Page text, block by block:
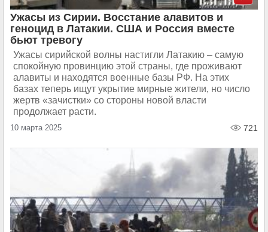
Ужасы из Сирии. Восстание алавитов и
геноцид в Латакии. США и Россия вместе
бьют тревогу
Ужасы сирийской волны настигли Латакию – самую
спокойную провинцию этой страны, где проживают
алавиты и находятся военные базы РФ. На этих
базах теперь ищут укрытие мирные жители, но число
жертв «зачистки» со стороны новой власти
продолжает расти.
10 марта 2025 721